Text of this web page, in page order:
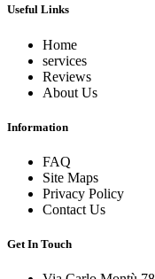
Useful Links
Home
services
Reviews
About Us
Information
FAQ
Site Maps
Privacy Policy
Contact Us
Get In Touch